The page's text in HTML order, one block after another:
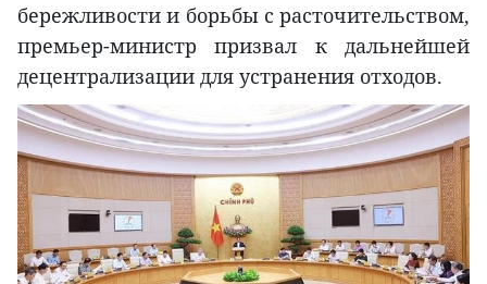
бережливости и борьбы с расточительством,
премьер-министр призвал к дальнейшей
децентрализации для устранения отходов.